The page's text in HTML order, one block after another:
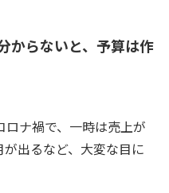
からないと、予算は作
ナ禍で、一時は売上が
出るなど、大変な目に